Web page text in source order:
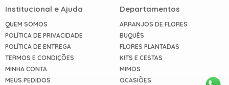
Institucional e Ajuda
QUEM SOMOS
POLÍTICA DE PRIVACIDADE
POLÍTICA DE ENTREGA
TERMOS E CONDIÇÕES
MINHA CONTA
MEUS PEDIDOS
Departamentos
ARRANJOS DE FLORES
BUQUÊS
FLORES PLANTADAS
KITS E CESTAS
MIMOS
OCASIÕES